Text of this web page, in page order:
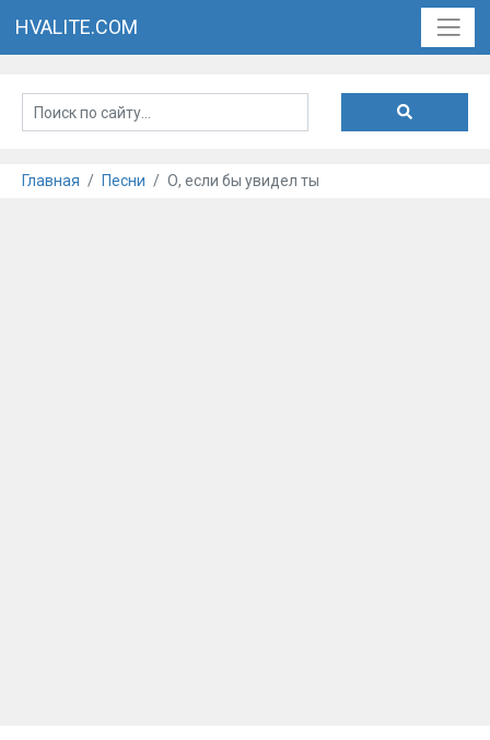
HVALITE.COM
Главная Песни О, если бы увидел ты